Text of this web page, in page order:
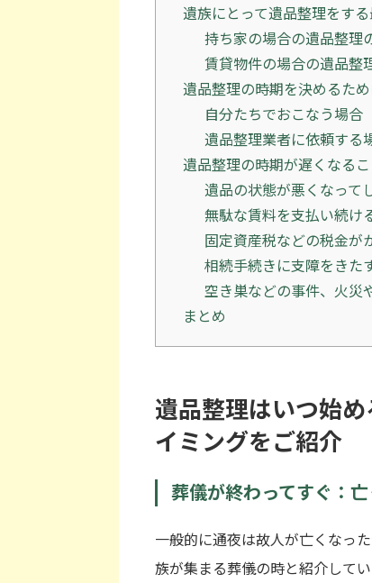
遺族にとって遺品整理をす
持ち家の場合の遺品整理
賃貸物件の場合の遺品整
遺品整理の時期を決めるた
自分たちでおこなう場合
遺品整理業者に依頼する
遺品整理の時期が遅くなる
遺品の状態が悪くなって
無駄な賃料を支払い続け
固定資産税などの税金が
相続手続きに支障をきた
空き巣などの事件、火災
まとめ
遺品整理はいつ始
イミングをご紹介
葬儀が終わってすぐ：
一般的に通夜は故人が亡くなっ
族が集まる葬儀の時と紹介して